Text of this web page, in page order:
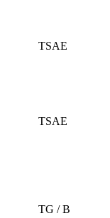
TSAE
TSAE
TG / B